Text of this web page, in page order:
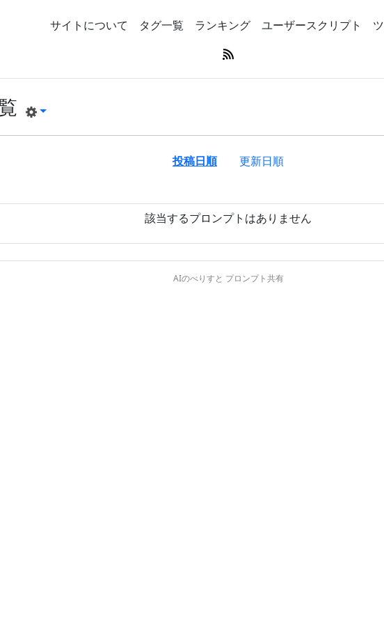
サイトについて タグ一覧 ランキング ユーザースクリプト
投稿日順
更新日順
該当するプロンプトはありません
AIのべりすと プロンプト共有